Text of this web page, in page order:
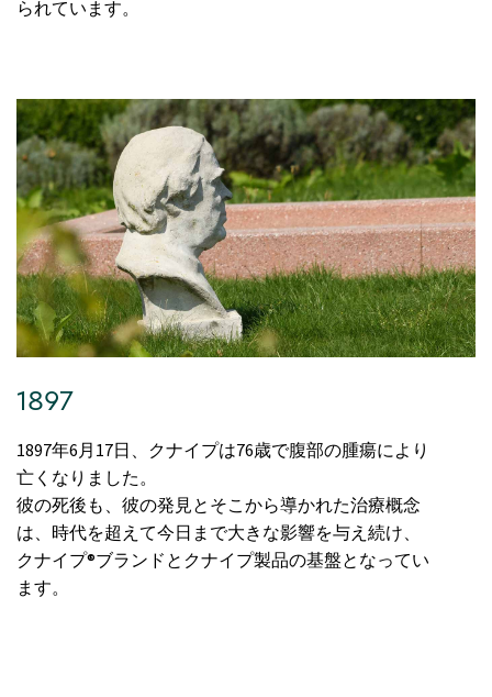
られています。
1897
1897年6月17日、クナイプは76歳で腹部の腫瘍により
亡くなりました。
彼の死後も、彼の発見とそこから導かれた治療概念
は、時代を超えて今日まで大きな影響を与え続け、
クナイプ®ブランドとクナイプ製品の基盤となってい
ます。